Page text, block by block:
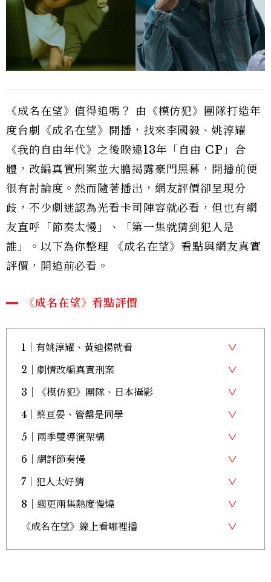
《成名在望》值得追嗎？ 由《模仿犯》團隊打造年
度台劇《成名在望》開播，找來李國毅、姚淳耀
《我的自由年代》之後睽違13年「自由 CP」合
體，改編真實刑案並大膽揭露豪門黑幕，開播前便
很有討論度。然而隨著播出，網友評價卻呈現分
歧，不少劇迷認為光看卡司陣容就必看，但也有網
友直呼「節奏太慢」、「第一集就猜到犯人是
誰」。以下為你整理 《成名在望》看點與網友真實
評價，開追前必看。
《成名在望》看點評價
1｜有姚淳耀、黃迪揚就看
2｜劇情改編真實刑案
3｜《模仿犯》團隊、日本攝影
4｜蔡亘晏、管罄是同學
5｜兩季雙導演架構
6｜網評節奏慢
7｜犯人太好猜
8｜週更兩集熱度慢燒
《成名在望》線上看哪裡播